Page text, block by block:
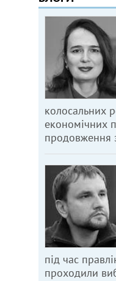
колосальних
економічних
продовження
під час
проходили